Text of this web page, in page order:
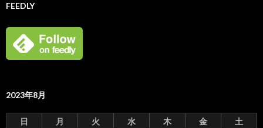
FEEDLY
2023年8月
日 月 火 水 木 金 土